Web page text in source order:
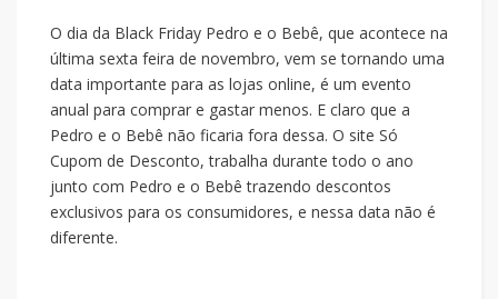
O dia da Black Friday Pedro e o Bebê, que acontece na
última sexta feira de novembro, vem se tornando uma
data importante para as lojas online, é um evento
anual para comprar e gastar menos. E claro que a
Pedro e o Bebê não ficaria fora dessa. O site Só
Cupom de Desconto, trabalha durante todo o ano
junto com Pedro e o Bebê trazendo descontos
exclusivos para os consumidores, e nessa data não é
diferente.